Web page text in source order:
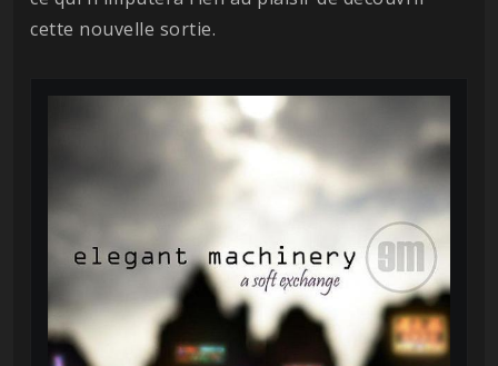
cette nouvelle sortie.